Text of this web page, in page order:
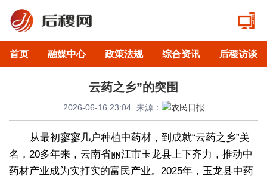
首页 融媒中心 政策法规 综合资讯 后稷访谈
云药之乡”的突围
2026-06-16 23:04 来源：
从最初寥寥几户种植中药材，到成就“云药之乡”美
名，20多年来，云南省丽江市玉龙县上下齐力，推动中
药材产业成为实打实的富民产业。2025年，玉龙县中药